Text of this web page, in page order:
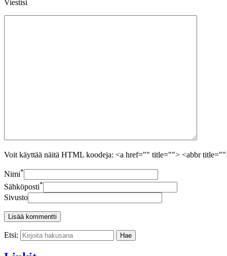
Viestisi
Voit käyttää näitä HTML koodeja: <a href="" title=""> <abbr
Nimi*
Sähköposti*
Sivusto
Etsi: